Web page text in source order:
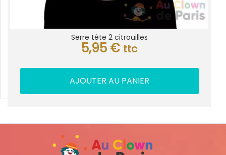
Serre tête 2 citrouilles
5,95 € ttc
AJOUTER AU PANIER